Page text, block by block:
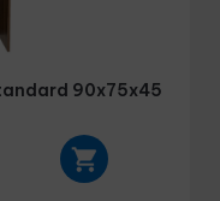
90x75x45